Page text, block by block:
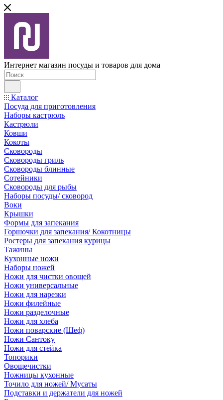
Интернет магазин посуды и товаров для дома
Каталог
Посуда для приготовления
Наборы кастрюль
Кастрюли
Ковши
Кокоты
Сковороды
Сковороды гриль
Сковороды блинные
Сотейники
Сковороды для рыбы
Наборы посуды/ сковород
Воки
Крышки
Формы для запекания
Горшочки для запекания/ Кокотницы
Ростеры для запекания курицы
Тажины
Кухонные ножи
Наборы ножей
Ножи для чистки овощей
Ножи универсальные
Ножи для нарезки
Ножи филейные
Ножи разделочные
Ножи для хлеба
Ножи поварские (Шеф)
Ножи Сантоку
Ножи для стейка
Топорики
Овощечистки
Ножницы кухонные
Точило для ножей/ Мусаты
Подставки и держатели для ножей